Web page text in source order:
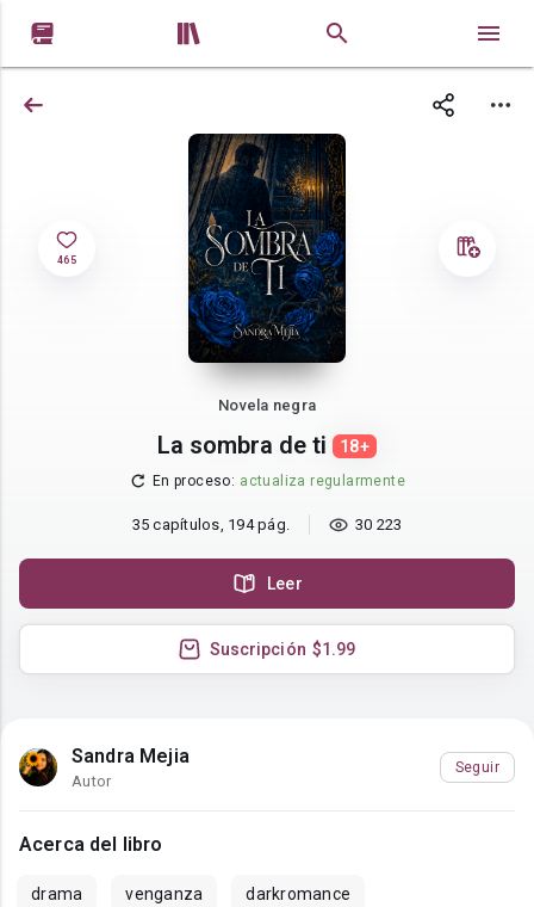
 
465
Novela negra
La sombra de ti 18+
En proceso: actualiza regularmente
35 capítulos, 194 pág. 30 223
Leer
Suscripción $1.99
Sandra Mejia
Autor
Seguir
Acerca del libro
drama venganza darkromance